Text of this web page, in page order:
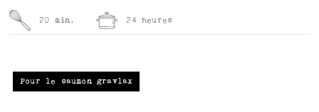
20 min. 24 heures
Pour le saumon gravlax